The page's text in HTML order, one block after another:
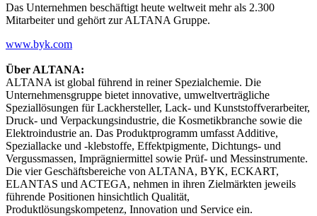
Das Unternehmen beschäftigt heute weltweit mehr als 2.300
Mitarbeiter und gehört zur ALTANA Gruppe.
www.byk.com
Über ALTANA:
ALTANA ist global führend in reiner Spezialchemie. Die
Unternehmensgruppe bietet innovative, umweltverträgliche
Speziallösungen für Lackhersteller, Lack- und Kunststoffverarbeiter,
Druck- und Verpackungsindustrie, die Kosmetikbranche sowie die
Elektroindustrie an. Das Produktprogramm umfasst Additive,
Speziallacke und -klebstoffe, Effektpigmente, Dichtungs- und
Vergussmassen, Imprägniermittel sowie Prüf- und Messinstrumente.
Die vier Geschäftsbereiche von ALTANA, BYK, ECKART,
ELANTAS und ACTEGA, nehmen in ihren Zielmärkten jeweils
führende Positionen hinsichtlich Qualität,
Produktlösungskompetenz, Innovation und Service ein.